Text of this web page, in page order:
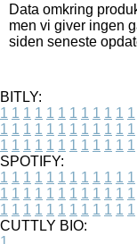
Data omkring
men vi giver ingen
siden seneste
BITLY:
1 1 1 1 1 1 1 1 1 1 1 1
1 1 1 1 1 1 1 1 1 1 1 1
1 1 1 1 1 1 1 1 1 1 1 1
SPOTIFY:
1 1 1 1 1 1 1 1 1 1 1 1
1 1 1 1 1 1 1 1 1 1 1 1
1 1 1 1 1 1 1 1 1 1 1 1
CUTTLY BIO: